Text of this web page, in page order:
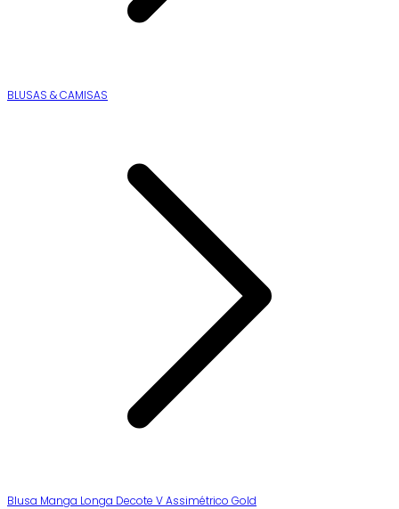
BLUSAS & CAMISAS
Blusa Manga Longa Decote V Assimétrico Gold